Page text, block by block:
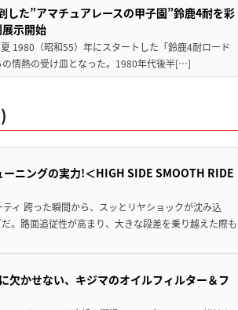
た”アマチュアレースの甲子園”鈴鹿4耐を彩
示開始
1980（昭和55）年にスタートした「鈴鹿4耐ロード
情熱の受け皿となった。1980年代後半[…]
ニングの実力!＜HIGH SIDE SMOOTH RIDE
ィ 跨った瞬間から、スッとリヤショックが沈み込
。路面追従性が高まり、大きな段差を乗り越えた際も
欠かせない、キジマのオイルフィルター＆フ